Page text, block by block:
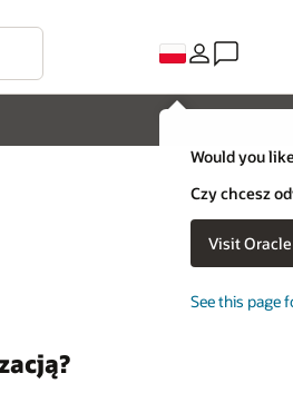
Would you
Czy chcesz
Visit
See this page